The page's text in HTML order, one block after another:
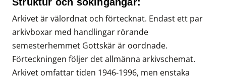
Arkivet är välordnat och förtecknat. Endast ett par
arkivboxar med handlingar rörande
semesterhemmet Gottskär är oordnade.
Förteckningen följer det allmänna arkivschemat.
Arkivet omfattar tiden 1946-1996, men enstaka